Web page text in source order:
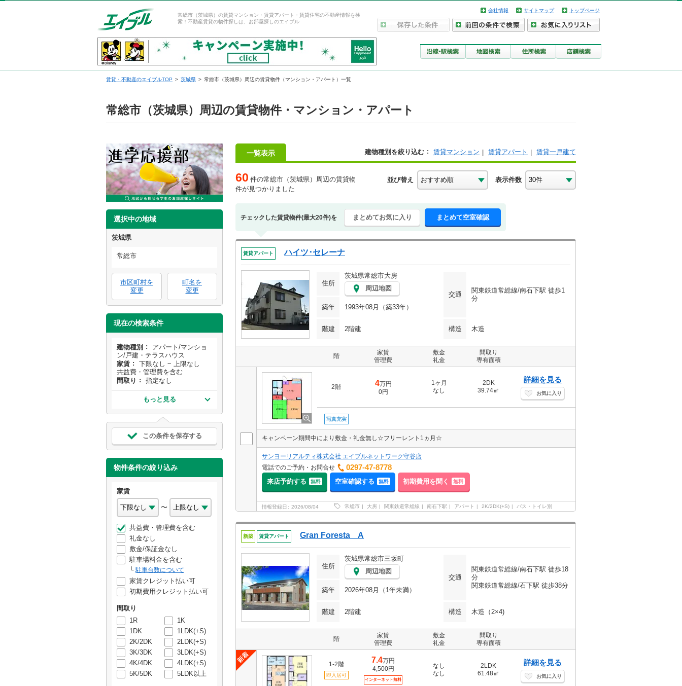
常総市（茨城県）の賃貸マンション・賃貸アパート・賃貸住宅の不動産情報を検
索！不動産賃貸の物件探しは、お部屋探しのエイブル
会社情報 サイトマップ トップページ
賃貸・不動産のエイブルTOP 茨城県 常総市（茨城県）周辺の賃貸物件（マンション・アパート）一覧
常総市（茨城県）周辺の賃貸物件・マンション・アパート
選択中の地域
茨城県
常総市
市区町村を
変更
町名を
変更
現在の検索条件
建物種別
アパート/マンショ
ン/戸建・テラスハウス
家賃
下限なし ~ 上限なし
共益費・管理費を含む
間取り
指定なし
もっと見る
この条件を保存する
物件条件の絞り込み
家賃
〜
共益費・管理費を含む
礼金なし
敷金/保証金なし
駐車場料金を含む
駐車台数について
家賃クレジット払い可
初期費用クレジット払い可
間取り
1R
1K
1DK
1LDK(+S)
2K/2DK
2LDK(+S)
3K/3DK
3LDK(+S)
4K/4DK
4LDK(+S)
5K/5DK
5LDK以上
一覧表示 建物種別を絞り込む 賃貸マンション 賃貸アパート 賃貸一戸建て
60 件の常総市（茨城県）周辺の賃貸物
件が見つかりました
並び替え 表示件数
チェックした賃貸物件(最大20件)を まとめてお気に入り まとめて空室確認
賃貸アパート ハイツ･セレーナ
住所
茨城県常総市大房
周辺地図
交通
関東鉄道常総線/南石下駅 徒歩1
分
築年
1993年08月（築33年）
階建 2階建 構造 木造
階
家賃
管理費
敷金
礼金
間取り
専有面積
2階 4万円
0円
1ヶ月
なし
2DK
39.74㎡
詳細を見る
お気に入り
写真充実
キャンペーン期間中により敷金・礼金無し☆フリーレント1ヵ月☆
サンヨーリアルティ株式会社 エイブルネットワーク守谷店
電話でのご予約・お問合せ
0297-47-8778
来店予約する 無料 空室確認する 無料 初期費用を聞く 無料
情報登録日 2026/08/04 常総市 大房 関東鉄道常総線 南石下駅 アパート 2K/2DK(+S) バス・トイレ別
新築 賃貸アパート Gran Foresta A
住所
茨城県常総市三坂町
周辺地図
交通
関東鉄道常総線/南石下駅 徒歩18
分
関東鉄道常総線/石下駅 徒歩38分
築年 2026年08月（1年未満）
階建 2階建 構造 木造（2×4)
階
家賃
管理費
敷金
礼金
間取り
専有面積
1-2階
即入居可
7.4万円
4,500円
インターネット無料
なし
なし
2LDK
61.48㎡
詳細を見る
お気に入り